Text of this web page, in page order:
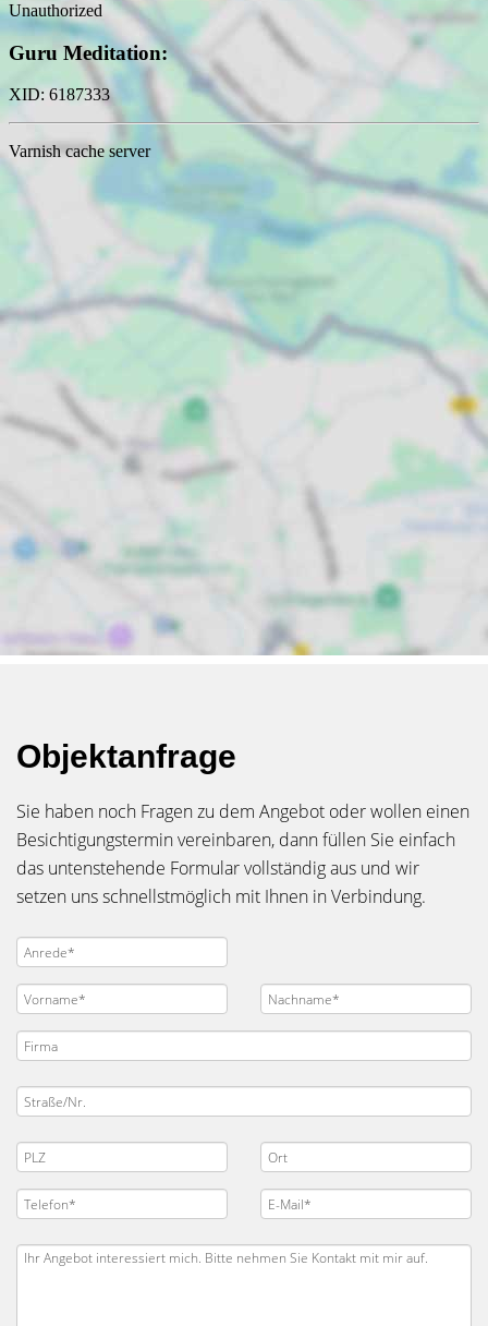
Objektanfrage
Sie haben noch Fragen zu dem Angebot oder wollen einen
Besichtigungstermin vereinbaren, dann füllen Sie einfach
das untenstehende Formular vollständig aus und wir
setzen uns schnellstmöglich mit Ihnen in Verbindung.